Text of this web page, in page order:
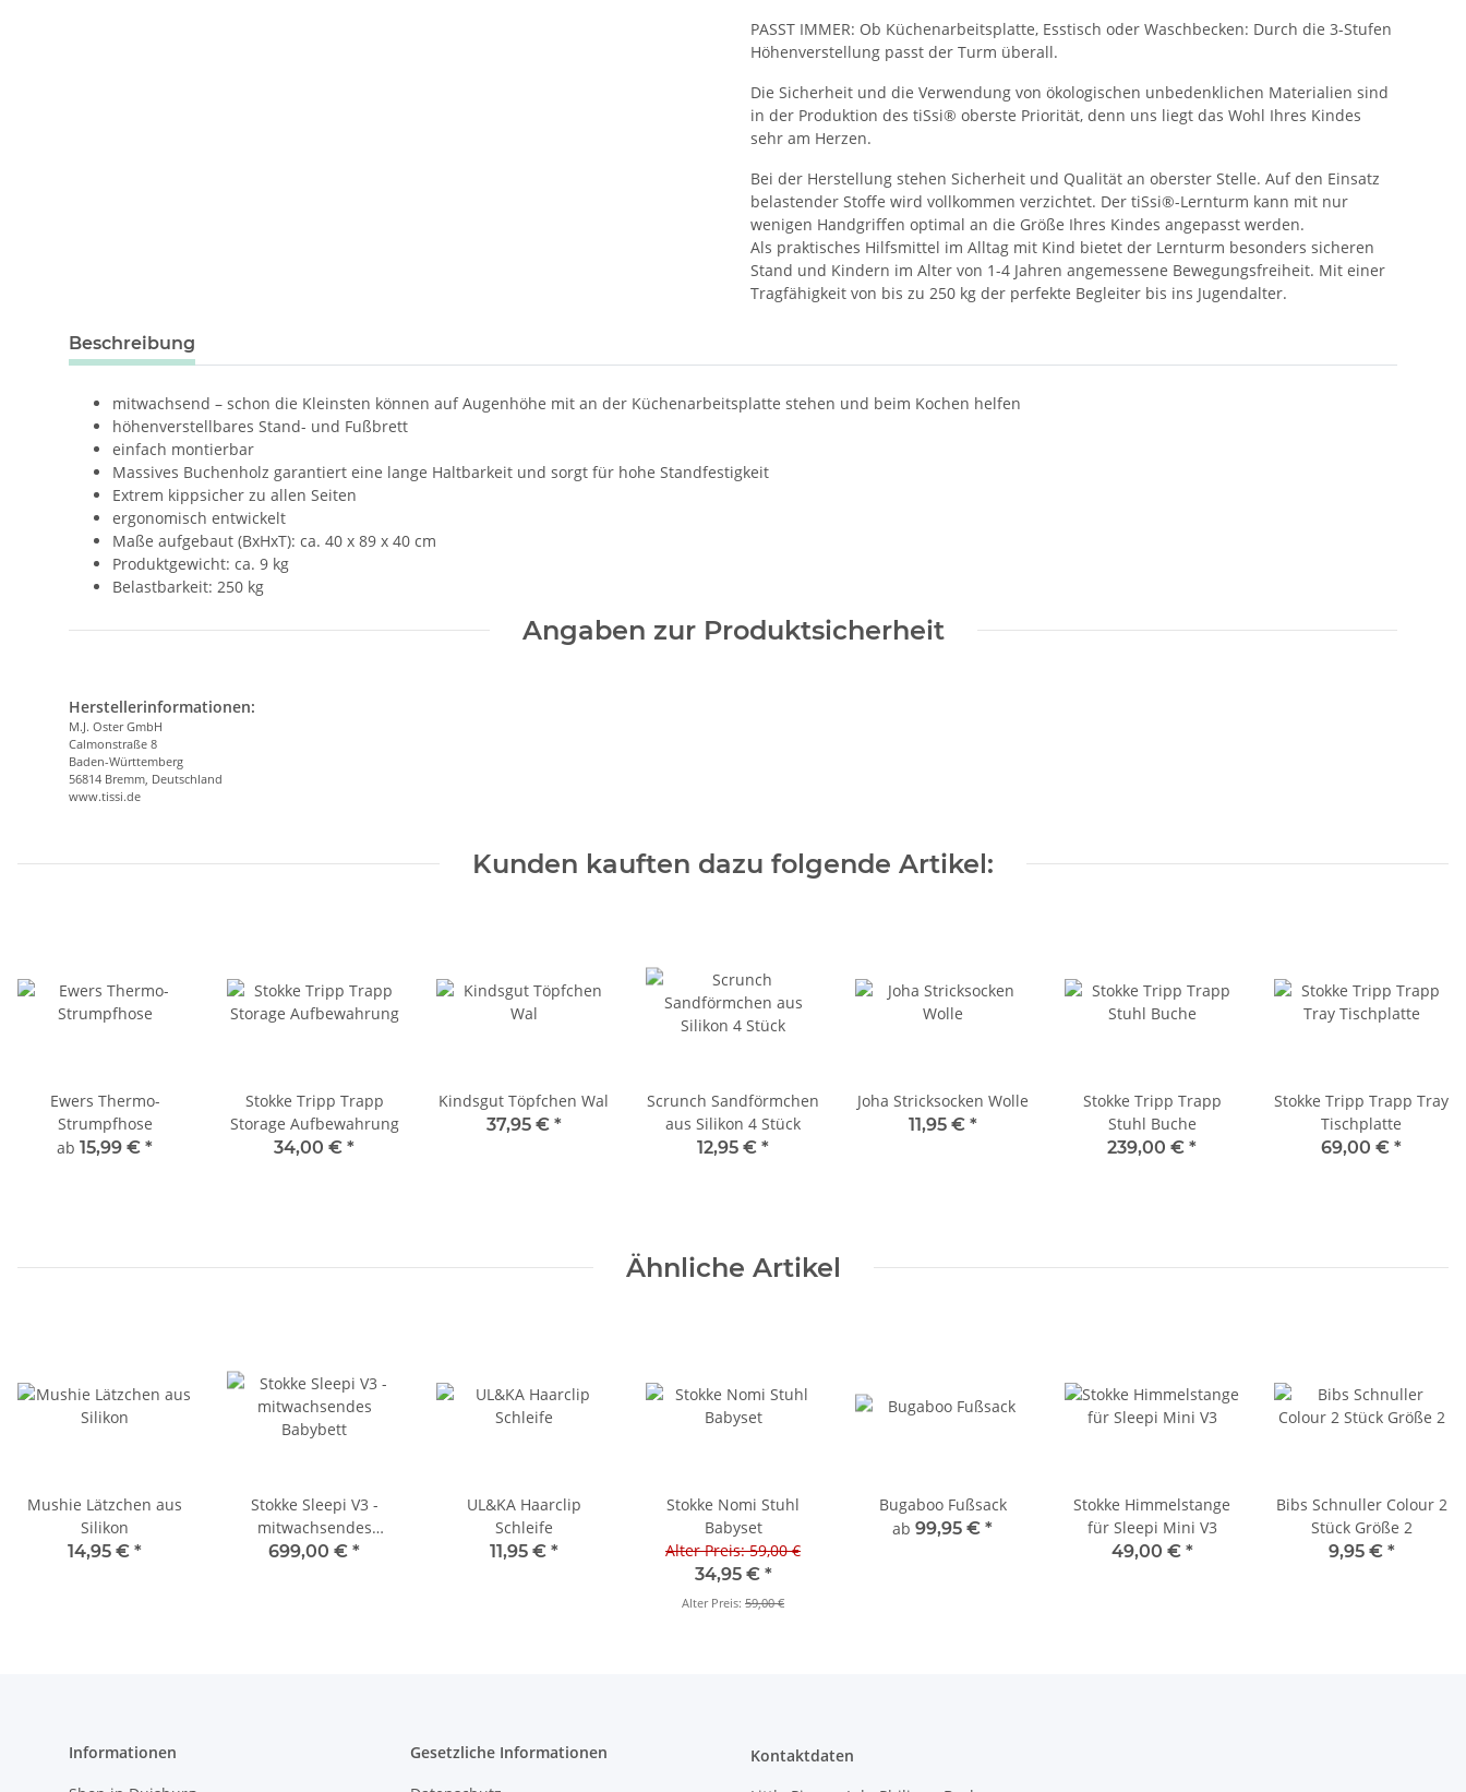
PASST IMMER: Ob Küchenarbeitsplatte, Esstisch oder Waschbecken: Durch die 3-Stufen
Höhenverstellung passt der Turm überall.
Die Sicherheit und die Verwendung von ökologischen unbedenklichen Materialien sind
in der Produktion des tiSsi® oberste Priorität, denn uns liegt das Wohl Ihres Kindes
sehr am Herzen.
Bei der Herstellung stehen Sicherheit und Qualität an oberster Stelle. Auf den Einsatz
belastender Stoffe wird vollkommen verzichtet. Der tiSsi®-Lernturm kann mit nur
wenigen Handgriffen optimal an die Größe Ihres Kindes angepasst werden.
Als praktisches Hilfsmittel im Alltag mit Kind bietet der Lernturm besonders sicheren
Stand und Kindern im Alter von 1-4 Jahren angemessene Bewegungsfreiheit. Mit einer
Tragfähigkeit von bis zu 250 kg der perfekte Begleiter bis ins Jugendalter.
weitere Registerkarten anzeigen
Beschreibung
mitwachsend – schon die Kleinsten können auf Augenhöhe mit an der Küchenarbeitsplatte stehen und beim Kochen helfen
höhenverstellbares Stand- und Fußbrett
einfach montierbar
Massives Buchenholz garantiert eine lange Haltbarkeit und sorgt für hohe Standfestigkeit
Extrem kippsicher zu allen Seiten
ergonomisch entwickelt
Maße aufgebaut (BxHxT): ca. 40 x 89 x 40 cm
Produktgewicht: ca. 9 kg
Belastbarkeit: 250 kg
Angaben zur Produktsicherheit
Herstellerinformationen:
M.J. Oster GmbH
Calmonstraße 8
Baden-Württemberg
56814 Bremm, Deutschland
www.tissi.de
Kunden kauften dazu folgende Artikel:
Ewers Thermo-
Strumpfhose
ab 15,99 € *
Stokke Tripp Trapp
Storage Aufbewahrung
34,00 € *
Kindsgut Töpfchen Wal
37,95 € *
Scrunch Sandförmchen
aus Silikon 4 Stück
12,95 € *
Joha Stricksocken Wolle
11,95 € *
Stokke Tripp Trapp
Stuhl Buche
239,00 € *
Stokke Tripp Trapp Tray
Tischplatte
69,00 € *
Ähnliche Artikel
Mushie Lätzchen aus
Silikon
14,95 € *
Stokke Sleepi V3 -
mitwachsendes
Babybett
699,00 € *
UL&KA Haarclip
Schleife
11,95 € *
Stokke Nomi Stuhl
Babyset
Alter Preis: 59,00 €
34,95 € *
Alter Preis: 59,00 €
Bugaboo Fußsack
ab 99,95 € *
Stokke Himmelstange
für Sleepi Mini V3
49,00 € *
Bibs Schnuller Colour 2
Stück Größe 2
9,95 € *
Informationen Gesetzliche Informationen
Kontaktdaten